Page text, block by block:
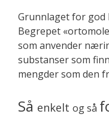
Grunnlaget for
Begrepet
som anvender
substanser som
mengder som den
Så enkelt og så